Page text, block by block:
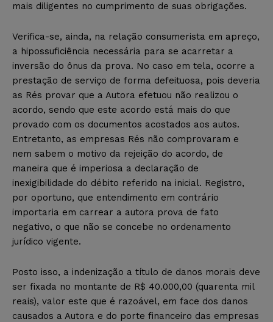
mais diligentes no cumprimento de suas obrigações.
Verifica-se, ainda, na relação consumerista em apreço,
a hipossuficiência necessária para se acarretar a
inversão do ônus da prova. No caso em tela, ocorre a
prestação de serviço de forma defeituosa, pois deveria
as Rés provar que a Autora efetuou não realizou o
acordo, sendo que este acordo está mais do que
provado com os documentos acostados aos autos.
Entretanto, as empresas Rés não comprovaram e
nem sabem o motivo da rejeição do acordo, de
maneira que é imperiosa a declaração de
inexigibilidade do débito referido na inicial. Registro,
por oportuno, que entendimento em contrário
importaria em carrear a autora prova de fato
negativo, o que não se concebe no ordenamento
jurídico vigente.
Posto isso, a indenização a título de danos morais deve
ser fixada no montante de R$ 40.000,00 (quarenta mil
reais), valor este que é razoável, em face dos danos
causados a Autora e do porte financeiro das empresas